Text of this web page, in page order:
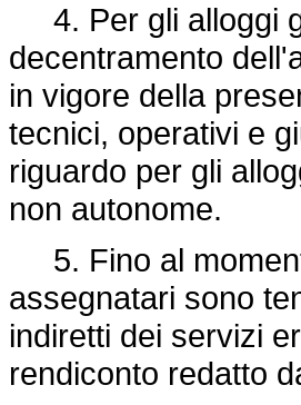
4. Per gli alloggi
decentramento
in vigore della
tecnici, operativi e
riguardo per gli
non autonome.
5. Fino al
assegnatari sono
indiretti dei servizi
rendiconto redatto